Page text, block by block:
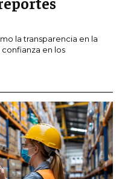
la transparencia en la
en los